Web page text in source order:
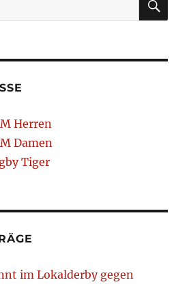
Herren
Damen
Tiger
im Lokalderby gegen